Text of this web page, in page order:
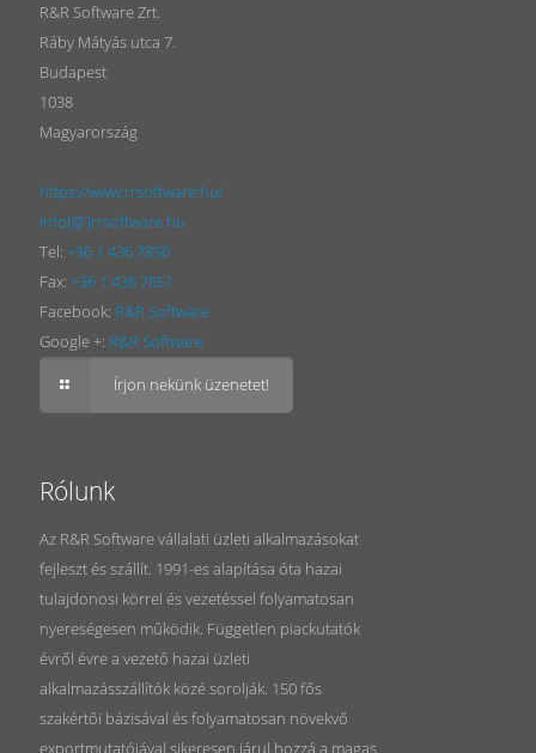
R&R Software Zrt.
Ráby Mátyás utca 7.
Budapest
1038
Magyarország
https://www.rrsoftware.hu/
info[@]rrsoftware.hu
Tel: +36 1 436 7850
Fax: +36 1 436 7851
Facebook: R&R Software
Google +: R&R Software
Írjon nekünk üzenetet!
Rólunk
Az R&R Software vállalati üzleti alkalmazásokat
fejleszt és szállít. 1991-es alapítása óta hazai
tulajdonosi körrel és vezetéssel folyamatosan
nyereségesen működik. Független piackutatók
évről évre a vezető hazai üzleti
alkalmazásszállítók közé sorolják. 150 fős
szakértői bázisával és folyamatosan növekvő
exportmutatójával sikeresen járul hozzá a magas